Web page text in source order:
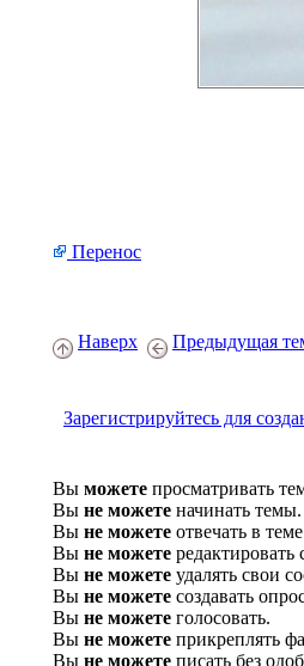
Перенос
Наверх Предыдущая
Зарегистрируйтесь для
Вы можете просматривать
Вы не можете начинать темы.
Вы не можете отвечать в
Вы не можете
Вы не можете удалять свои
Вы не можете создавать
Вы не можете голосовать.
Вы не можете прикреплять
Вы не можете писать без